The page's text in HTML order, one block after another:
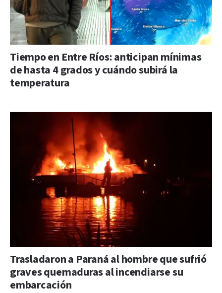
Tiempo en Entre Ríos: anticipan mínimas
de hasta 4 grados y cuándo subirá la
temperatura
Trasladaron a Paraná al hombre que sufrió
graves quemaduras al incendiarse su
embarcación